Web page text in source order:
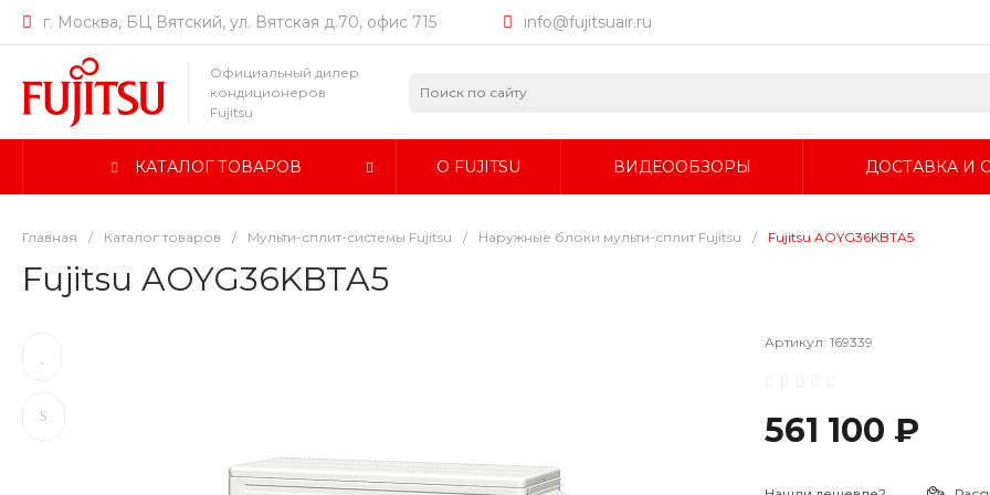
г. Москва, БЦ Вятский, ул. Вятская д.70, офис 715 info@fujitsuair.ru
Официальный дилер
кондиционеров
Fujitsu
КАТАЛОГ ТОВАРОВ О FUJITSU ВИДЕООБЗОРЫ ДОСТАВКА И
Главная / Каталог товаров / Мульти-сплит-системы Fujitsu / Наружные блоки мульти-сплит Fujitsu / Fujitsu AOYG36KBTA5
Fujitsu AOYG36KBTA5
Артикул: 169339
561 100 ₽